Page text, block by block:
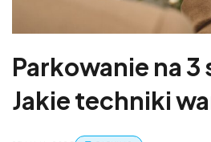
Parkowanie na
Jakie techniki